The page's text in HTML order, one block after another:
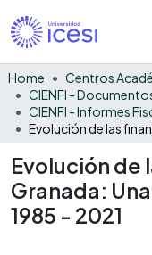
Home Centros
Evolución de
Granada:
1985 - 2021